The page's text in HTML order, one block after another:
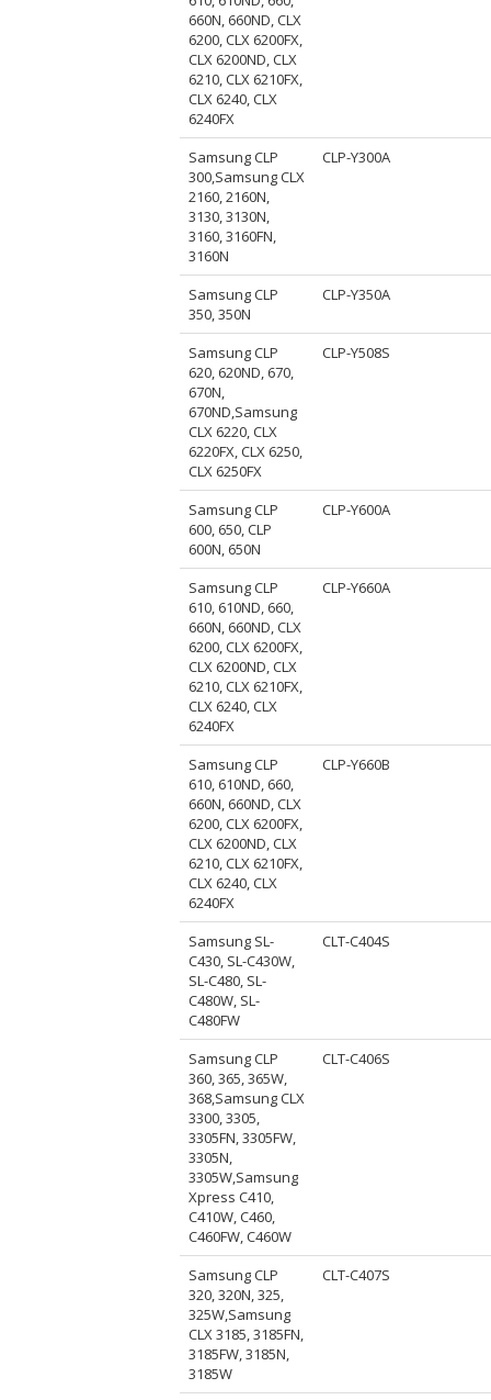
660N, 660ND, CLX
6200, CLX 6200FX,
CLX 6200ND, CLX
6210, CLX 6210FX,
CLX 6240, CLX
6240FX
Samsung CLP
300,Samsung CLX
2160, 2160N,
3130, 3130N,
3160, 3160FN,
3160N
CLP-Y300A
Samsung CLP
350, 350N
CLP-Y350A
Samsung CLP
620, 620ND, 670,
670N,
670ND,Samsung
CLX 6220, CLX
6220FX, CLX 6250,
CLX 6250FX
CLP-Y508S
Samsung CLP
600, 650, CLP
600N, 650N
CLP-Y600A
Samsung CLP
610, 610ND, 660,
660N, 660ND, CLX
6200, CLX 6200FX,
CLX 6200ND, CLX
6210, CLX 6210FX,
CLX 6240, CLX
6240FX
CLP-Y660A
Samsung CLP
610, 610ND, 660,
660N, 660ND, CLX
6200, CLX 6200FX,
CLX 6200ND, CLX
6210, CLX 6210FX,
CLX 6240, CLX
6240FX
CLP-Y660B
Samsung SL-
C430, SL-C430W,
SL-C480, SL-
C480W, SL-
C480FW
CLT-C404S
Samsung CLP
360, 365, 365W,
368,Samsung CLX
3300, 3305,
3305FN, 3305FW,
3305N,
3305W,Samsung
Xpress C410,
C410W, C460,
C460FW, C460W
CLT-C406S
Samsung CLP
320, 320N, 325,
325W,Samsung
CLX 3185, 3185FN,
3185FW, 3185N,
3185W
CLT-C407S